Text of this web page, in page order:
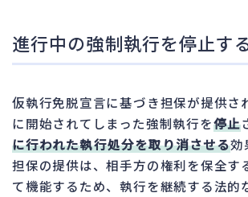
進行中の強制執行を停止す
仮執行免脱宣言に基づき担保が提供さ
に開始されてしまった強制執行を停止
に行われた執行処分を取り消させる効
担保の提供は、相手方の権利を保全す
て機能するため、執行を継続する法的